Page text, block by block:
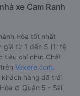
xe Cam Ranh
Hòa tốt nhất
giá từ 1 đến 5 (1: tệ
tiêu chí như: Chất
Vexere.com.
hàng đã trải
đi Quận 5 - Sài